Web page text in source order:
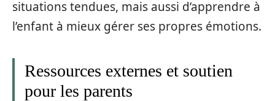
situations tendues, mais aussi d’apprendre à
l’enfant à mieux gérer ses propres émotions.
Ressources externes et soutien
pour les parents